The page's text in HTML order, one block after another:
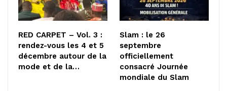
RED CARPET – Vol. 3 :
rendez-vous les 4 et 5
décembre autour de la
mode et de la…
Slam : le 26
septembre
officiellement
consacré Journée
mondiale du Slam